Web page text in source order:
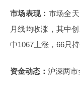
市场表现： 市场全
月线均收涨，其中
中1067上涨，66只
资金动态： 沪深两市